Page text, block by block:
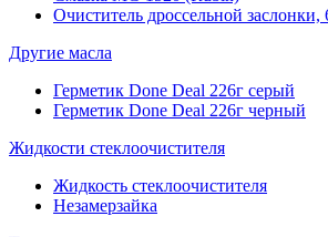
Очиститель дроссельной заслонки,
Другие масла
Герметик Done Deal 226г серый
Герметик Done Deal 226г черный
Жидкости стеклоочистителя
Жидкость стеклоочистителя
Незамерзайка